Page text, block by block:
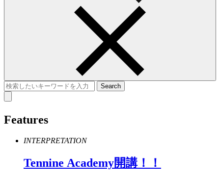
Features
INTERPRETATION
Tennine Academy開講！！